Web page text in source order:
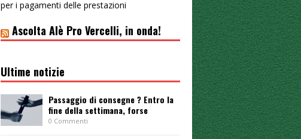
per i pagamenti delle prestazioni
Ascolta Alè Pro Vercelli, in onda!
Ultime notizie
Passaggio di consegne ? Entro la
fine della settimana, forse
0 Commenti